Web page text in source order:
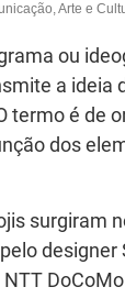
Arte e
ou
a ideia
termo é de
dos
surgiram
designer